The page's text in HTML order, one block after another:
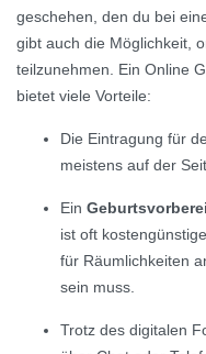
geschehen, den du bei
gibt auch die Möglichkeit,
teilzunehmen. Ein Online
bietet viele Vorteile:
Die Eintragung für
meistens auf der
Ein
ist oft
für Räumlichkeiten
sein muss.
Trotz des digitalen